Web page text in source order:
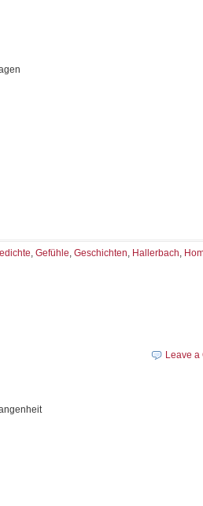
, Gefühle, Geschichten, Hallerbach,
Leave a